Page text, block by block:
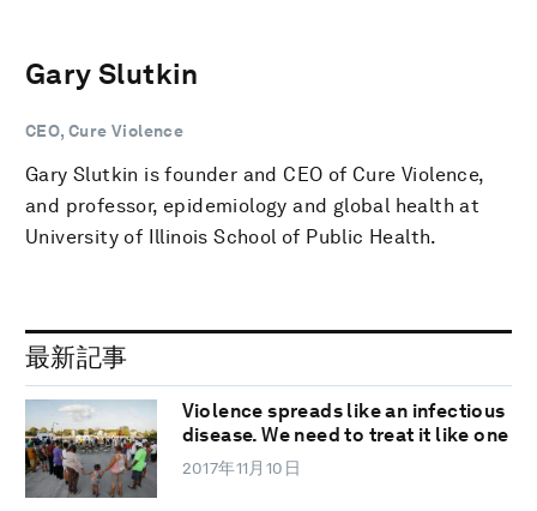
Gary Slutkin
CEO, Cure Violence
Gary Slutkin is founder and CEO of Cure Violence,
and professor, epidemiology and global health at
University of Illinois School of Public Health.
最新記事
Violence spreads like an infectious
disease. We need to treat it like one
2017年11月10日